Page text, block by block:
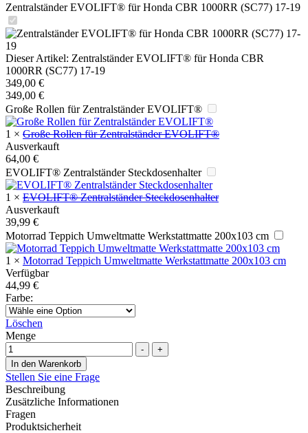
Zentralständer EVOLIFT® für Honda CBR 1000RR (SC77) 17-19
Dieser Artikel: Zentralständer EVOLIFT® für Honda CBR
1000RR (SC77) 17-19
349,00 €
349,00 €
Große Rollen für Zentralständer EVOLIFT®
1 × Große Rollen für Zentralständer EVOLIFT®
Ausverkauft
64,00 €
EVOLIFT® Zentralständer Steckdosenhalter
1 × EVOLIFT® Zentralständer Steckdosenhalter
Ausverkauft
39,99 €
Motorrad Teppich Umweltmatte Werkstattmatte 200x103 cm
1 × Motorrad Teppich Umweltmatte Werkstattmatte 200x103 cm
Verfügbar
44,99 €
Farbe:
Löschen
Menge
-
+
In den Warenkorb
Stellen Sie eine Frage
Beschreibung
Zusätzliche Informationen
Fragen
Produktsicherheit